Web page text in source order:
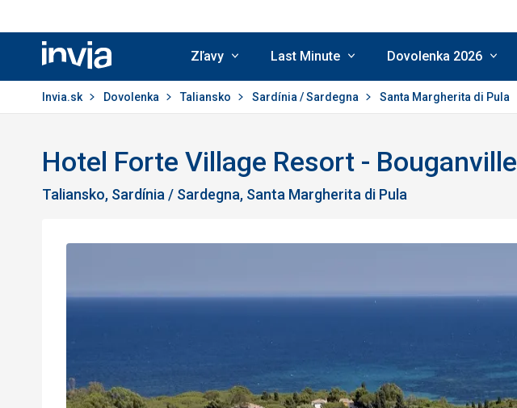
Invia.sk
Zľavy Last Minute Dovolenka 2026
Invia.sk Dovolenka Taliansko Sardínia / Sardegna Santa Margherita di Pula
Hotel Forte Village Resort - Bouganville
Taliansko, Sardínia / Sardegna, Santa Margherita di Pula